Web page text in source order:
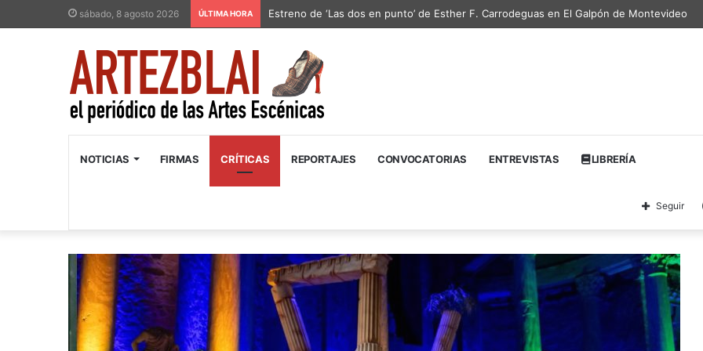
sábado, 8 agosto 2026 ÚLTIMA HORA Estreno de ‘Las dos en punto’ de Esther F. Carrodeguas en El Galpón de Montevideo
NOTICIAS FIRMAS CRÍTICAS REPORTAJES CONVOCATORIAS ENTREVISTAS LIBRERÍA
Seguir